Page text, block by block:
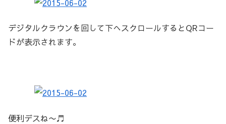
デジタルクラウンを回して下へスクロールするとQRコー
ドが表示されます。
便利デスね〜♬